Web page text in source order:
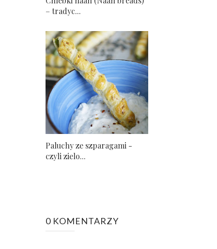
– tradyc...
Paluchy ze szparagami -
czyli zielo...
0 KOMENTARZY